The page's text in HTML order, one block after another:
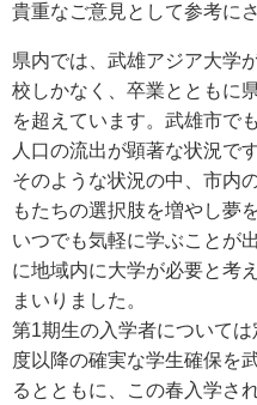
貴重なご意見として参考に
県内では、武雄アジア大学
校しかなく、卒業とともに
を超えています。武雄市で
人口の流出が顕著な状況です
そのような状況の中、市内
もたちの選択肢を増やし夢
いつでも気軽に学ぶことが
に地域内に大学が必要と考
まいりました。
第1期生の入学者について
度以降の確実な学生確保を
るとともに、この春入学さ